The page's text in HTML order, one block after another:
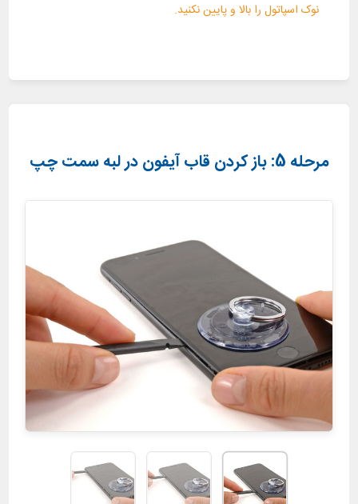
نوک اسپاتول را بالا و پایین نکنید.
مرحله 5: باز کردن قاب آیفون در لبه سمت چپ